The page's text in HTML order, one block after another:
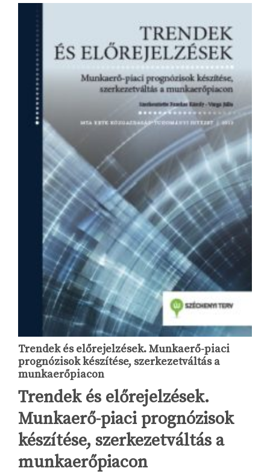
Trendek és előrejelzések. Munkaerő-piaci
prognózisok készítése, szerkezetváltás a
munkaerőpiacon
Trendek és előrejelzések.
Munkaerő-piaci prognózisok
készítése, szerkezetváltás a
munkaerőpiacon